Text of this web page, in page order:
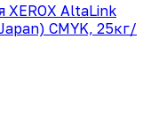
XEROX AltaLink
CMYK, 25кг/